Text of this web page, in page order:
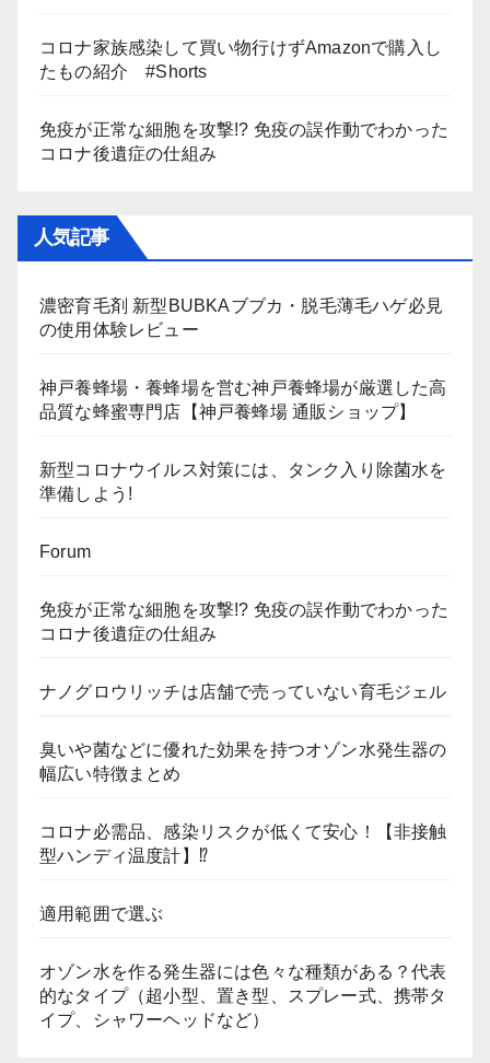
コロナ家族感染して買い物行けずAmazonで購入し
たもの紹介 #Shorts
免疫が正常な細胞を攻撃!? 免疫の誤作動でわかった
コロナ後遺症の仕組み
人気記事
濃密育毛剤 新型BUBKAブブカ・脱毛薄毛ハゲ必見
の使用体験レビュー
神戸養蜂場・養蜂場を営む神戸養蜂場が厳選した高
品質な蜂蜜専門店【神戸養蜂場 通販ショップ】
新型コロナウイルス対策には、タンク入り除菌水を
準備しよう!
Forum
免疫が正常な細胞を攻撃!? 免疫の誤作動でわかった
コロナ後遺症の仕組み
ナノグロウリッチは店舗で売っていない育毛ジェル
臭いや菌などに優れた効果を持つオゾン水発生器の
幅広い特徴まとめ
コロナ必需品、感染リスクが低くて安心！【非接触
型ハンディ温度計】⁉
適用範囲で選ぶ
オゾン水を作る発生器には色々な種類がある？代表
的なタイプ（超小型、置き型、スプレー式、携帯タ
イプ、シャワーヘッドなど）